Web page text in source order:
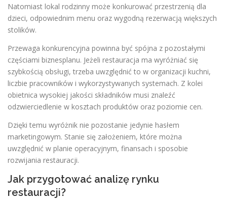
Natomiast lokal rodzinny może konkurować przestrzenią dla
dzieci, odpowiednim menu oraz wygodną rezerwacją większych
stolików.
Przewaga konkurencyjna powinna być spójna z pozostałymi
częściami biznesplanu. Jeżeli restauracja ma wyróżniać się
szybkością obsługi, trzeba uwzględnić to w organizacji kuchni,
liczbie pracowników i wykorzystywanych systemach. Z kolei
obietnica wysokiej jakości składników musi znaleźć
odzwierciedlenie w kosztach produktów oraz poziomie cen.
Dzięki temu wyróżnik nie pozostanie jedynie hasłem
marketingowym. Stanie się założeniem, które można
uwzględnić w planie operacyjnym, finansach i sposobie
rozwijania restauracji.
Jak przygotować analizę rynku
restauracji?